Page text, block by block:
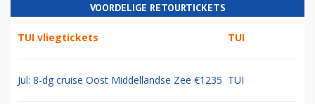
VOORDELIGE RETOURTICKETS
TUI vliegtickets TUI
Jul: 8-dg cruise Oost Middellandse Zee €1235 TUI